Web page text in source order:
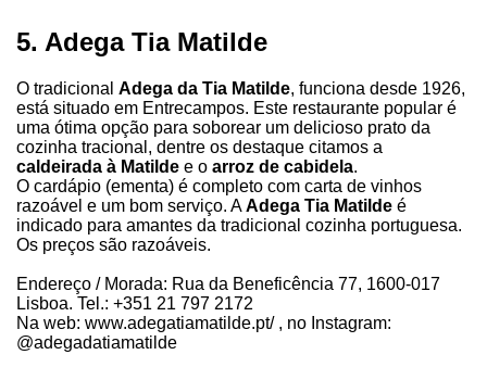
5. Adega Tia Matilde
O tradicional Adega da Tia Matilde, funciona desde 1926,
está situado em Entrecampos. Este restaurante popular é
uma ótima opção para soborear um delicioso prato da
cozinha tracional, dentre os destaque citamos a
caldeirada à Matilde e o arroz de cabidela.
O cardápio (ementa) é completo com carta de vinhos
razoável e um bom serviço. AAdega Tia Matilde é
indicado para amantes da tradicional cozinha portuguesa.
Os preços são razoáveis.
Endereço / Morada: Rua da Beneficência 77, 1600-017
Lisboa. Tel.: +351 21 797 2172
Na web: www.adegatiamatilde.pt/ , no Instagram:
@adegadatiamatilde